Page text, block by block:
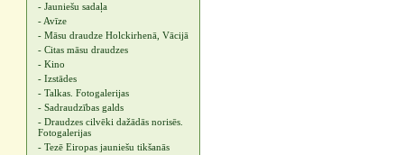
- Jauniešu sadaļa
- Avīze
- Māsu draudze Holckirhenā, Vācijā
- Citas māsu draudzes
- Kino
- Izstādes
- Talkas. Fotogalerijas
- Sadraudzības galds
- Draudzes cilvēki dažādās norisēs.
Fotogalerijas
- Tezē Eiropas jauniešu tikšanās